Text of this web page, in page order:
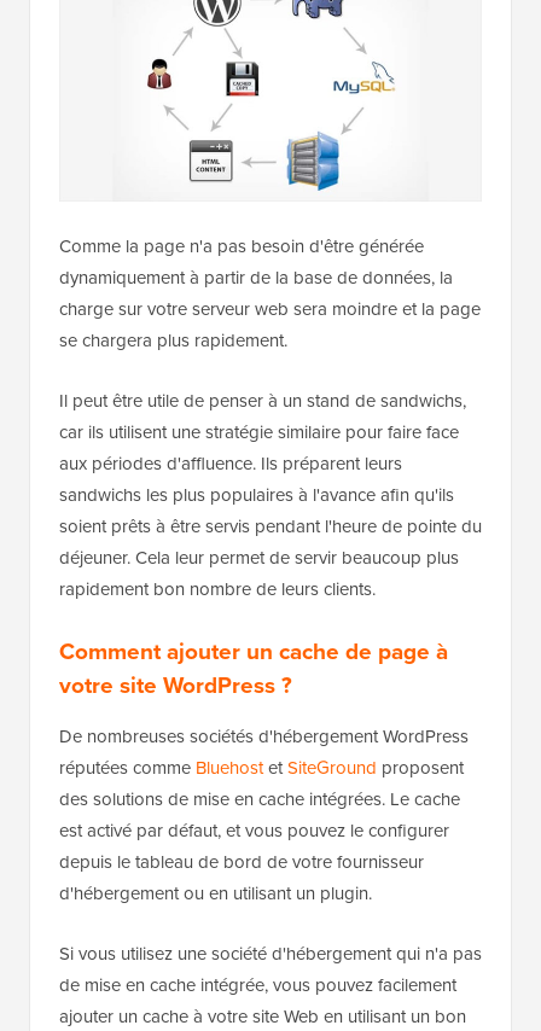
Comme la page n'a pas besoin d'être générée
dynamiquement à partir de la base de données, la
charge sur votre serveur web sera moindre et la page
se chargera plus rapidement.
Il peut être utile de penser à un stand de sandwichs,
car ils utilisent une stratégie similaire pour faire face
aux périodes d'affluence. Ils préparent leurs
sandwichs les plus populaires à l'avance afin qu'ils
soient prêts à être servis pendant l'heure de pointe du
déjeuner. Cela leur permet de servir beaucoup plus
rapidement bon nombre de leurs clients.
Comment ajouter un cache de page à
votre site WordPress ?
De nombreuses sociétés d'hébergement WordPress
réputées comme BluehostetSiteGround proposent
des solutions de mise en cache intégrées. Le cache
est activé par défaut, et vous pouvez le configurer
depuis le tableau de bord de votre fournisseur
d'hébergement ou en utilisant un plugin.
Si vous utilisez une société d'hébergement qui n'a pas
de mise en cache intégrée, vous pouvez facilement
ajouter un cache à votre site Web en utilisant un bon